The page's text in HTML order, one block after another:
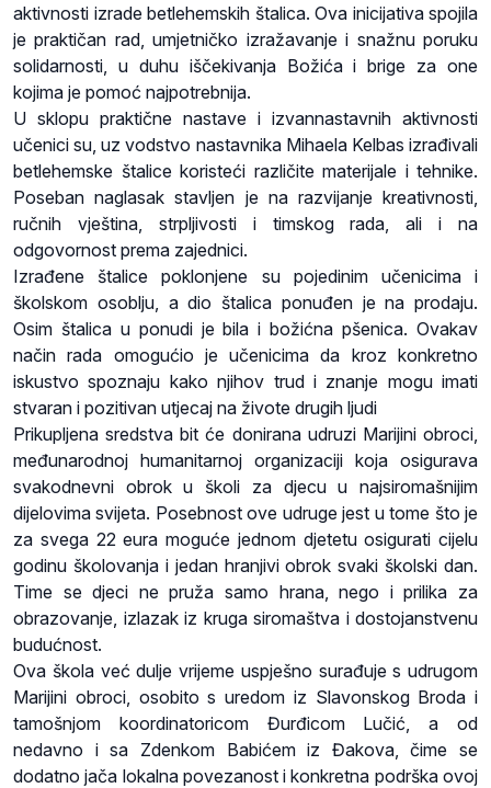
aktivnosti izrade betlehemskih štalica. Ova inicijativa spojila
je praktičan rad, umjetničko izražavanje i snažnu poruku
solidarnosti, u duhu iščekivanja Božića i brige za one
kojima je pomoć najpotrebnija.
U sklopu praktične nastave i izvannastavnih aktivnosti
učenici su, uz vodstvo nastavnika Mihaela Kelbas izrađivali
betlehemske štalice koristeći različite materijale i tehnike.
Poseban naglasak stavljen je na razvijanje kreativnosti,
ručnih vještina, strpljivosti i timskog rada, ali i na
odgovornost prema zajednici.
Izrađene štalice poklonjene su pojedinim učenicima i
školskom osoblju, a dio štalica ponuđen je na prodaju.
Osim štalica u ponudi je bila i božićna pšenica. Ovakav
način rada omogućio je učenicima da kroz konkretno
iskustvo spoznaju kako njihov trud i znanje mogu imati
stvaran i pozitivan utjecaj na živote drugih ljudi
Prikupljena sredstva bit će donirana udruzi Marijini obroci,
međunarodnoj humanitarnoj organizaciji koja osigurava
svakodnevni obrok u školi za djecu u najsiromašnijim
dijelovima svijeta. Posebnost ove udruge jest u tome što je
za svega 22 eura moguće jednom djetetu osigurati cijelu
godinu školovanja i jedan hranjivi obrok svaki školski dan.
Time se djeci ne pruža samo hrana, nego i prilika za
obrazovanje, izlazak iz kruga siromaštva i dostojanstvenu
budućnost.
Ova škola već dulje vrijeme uspješno surađuje s udrugom
Marijini obroci, osobito s uredom iz Slavonskog Broda i
tamošnjom koordinatoricom Đurđicom Lučić, a od
nedavno i sa Zdenkom Babićem iz Đakova, čime se
dodatno jača lokalna povezanost i konkretna podrška ovoj